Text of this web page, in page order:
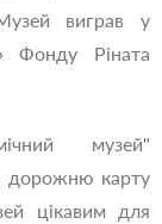
виграв у
Фонду Ріната
музей"
дорожню карту
цікавим для